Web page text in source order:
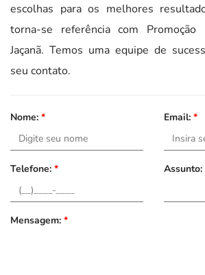
escolhas para os melhores
torna-se referência com
Jaçanã. Temos uma equipe de
seu contato.
Nome: * Email: *
Telefone: * Assunto:
Mensagem: *